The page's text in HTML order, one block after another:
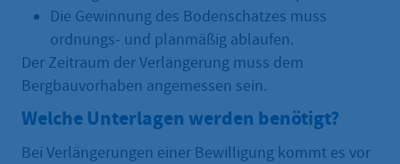
Die Gewinnung des Bodenschatzes muss
ordnungs- und planmäßig ablaufen.
Der Zeitraum der Verlängerung muss dem
Bergbauvorhaben angemessen sein.
Welche Unterlagen werden benötigt?
Bei Verlängerungen einer Bewilligung kommt es vor